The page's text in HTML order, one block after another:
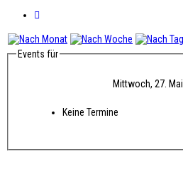
Events für
Mittwoch, 27.
Keine Termine